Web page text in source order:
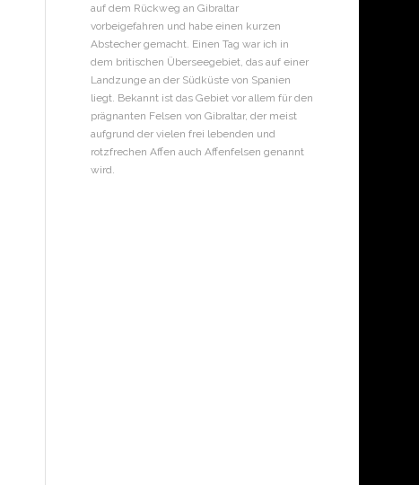
auf dem Rückweg an Gibraltar
vorbeigefahren und habe einen kurzen
Abstecher gemacht. Einen Tag war ich in
dem britischen Überseegebiet, das auf einer
Landzunge an der Südküste von Spanien
liegt. Bekannt ist das Gebiet vor allem für den
prägnanten Felsen von Gibraltar, der meist
aufgrund der vielen frei lebenden und
rotzfrechen Affen auch Affenfelsen genannt
wird.